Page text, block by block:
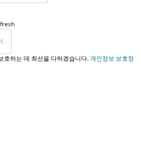
호하는 데 최선을 다하겠습니다.개인정보 보호정